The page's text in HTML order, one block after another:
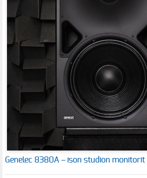
Genelec 8380A – ison studion monitorit